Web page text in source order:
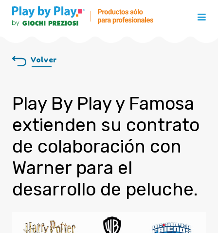
Volver
Play By Play y Famosa
extienden su contrato
de colaboración con
Warner para el
desarrollo de peluche.